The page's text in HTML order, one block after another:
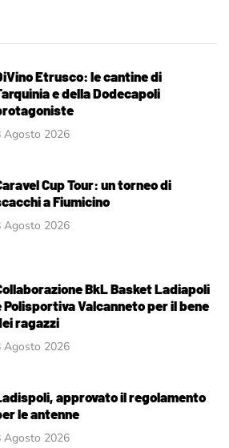
Etrusco: le cantine di
e della Dodecapoli
Agosto 2026
Cup Tour: un torneo di
a Fiumicino
Agosto 2026
BkL Basket Ladiapoli
Polisportiva Valcanneto per il bene
ragazzi
Agosto 2026
approvato il regolamento
le antenne
Agosto 2026